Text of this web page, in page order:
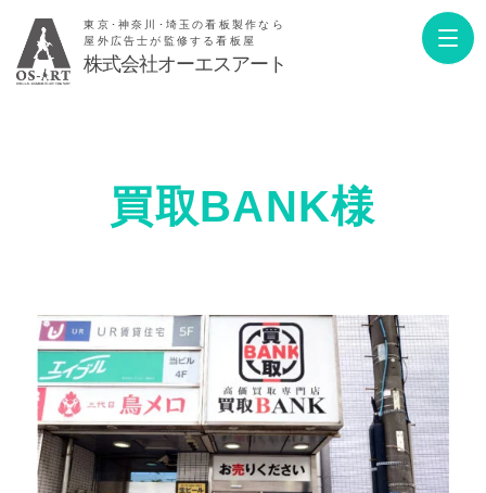
東京･神奈川･埼玉の看板製作なら
屋外広告士が監修する看板屋
株式会社オーエスアート
買取BANK様